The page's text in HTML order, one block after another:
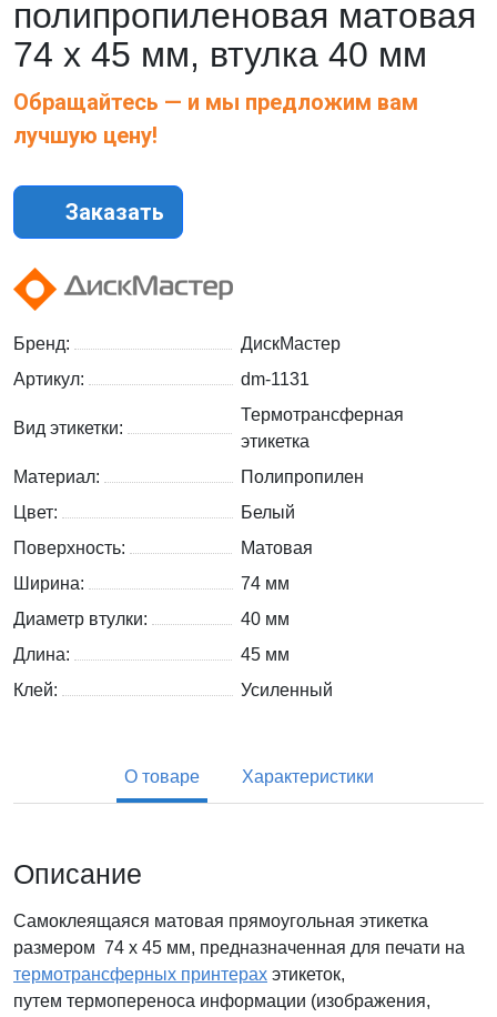
полипропиленовая матовая
74 х 45 мм, втулка 40 мм
Обращайтесь — и мы предложим вам
лучшую цену!
Заказать
Бренд:
ДискМастер
Артикул:
dm-1131
Вид этикетки:
Термотрансферная
этикетка
Материал:
Полипропилен
Цвет:
Белый
Поверхность:
Матовая
Ширина:
74 мм
Диаметр втулки:
40 мм
Длина:
45 мм
Клей:
Усиленный
О товаре Характеристики
Описание
Самоклеящаяся матовая прямоугольная этикетка
размером 74 x 45 мм, предназначенная для печати на
термотрансферных принтерах этикеток,
путем термопереноса информации (изображения,